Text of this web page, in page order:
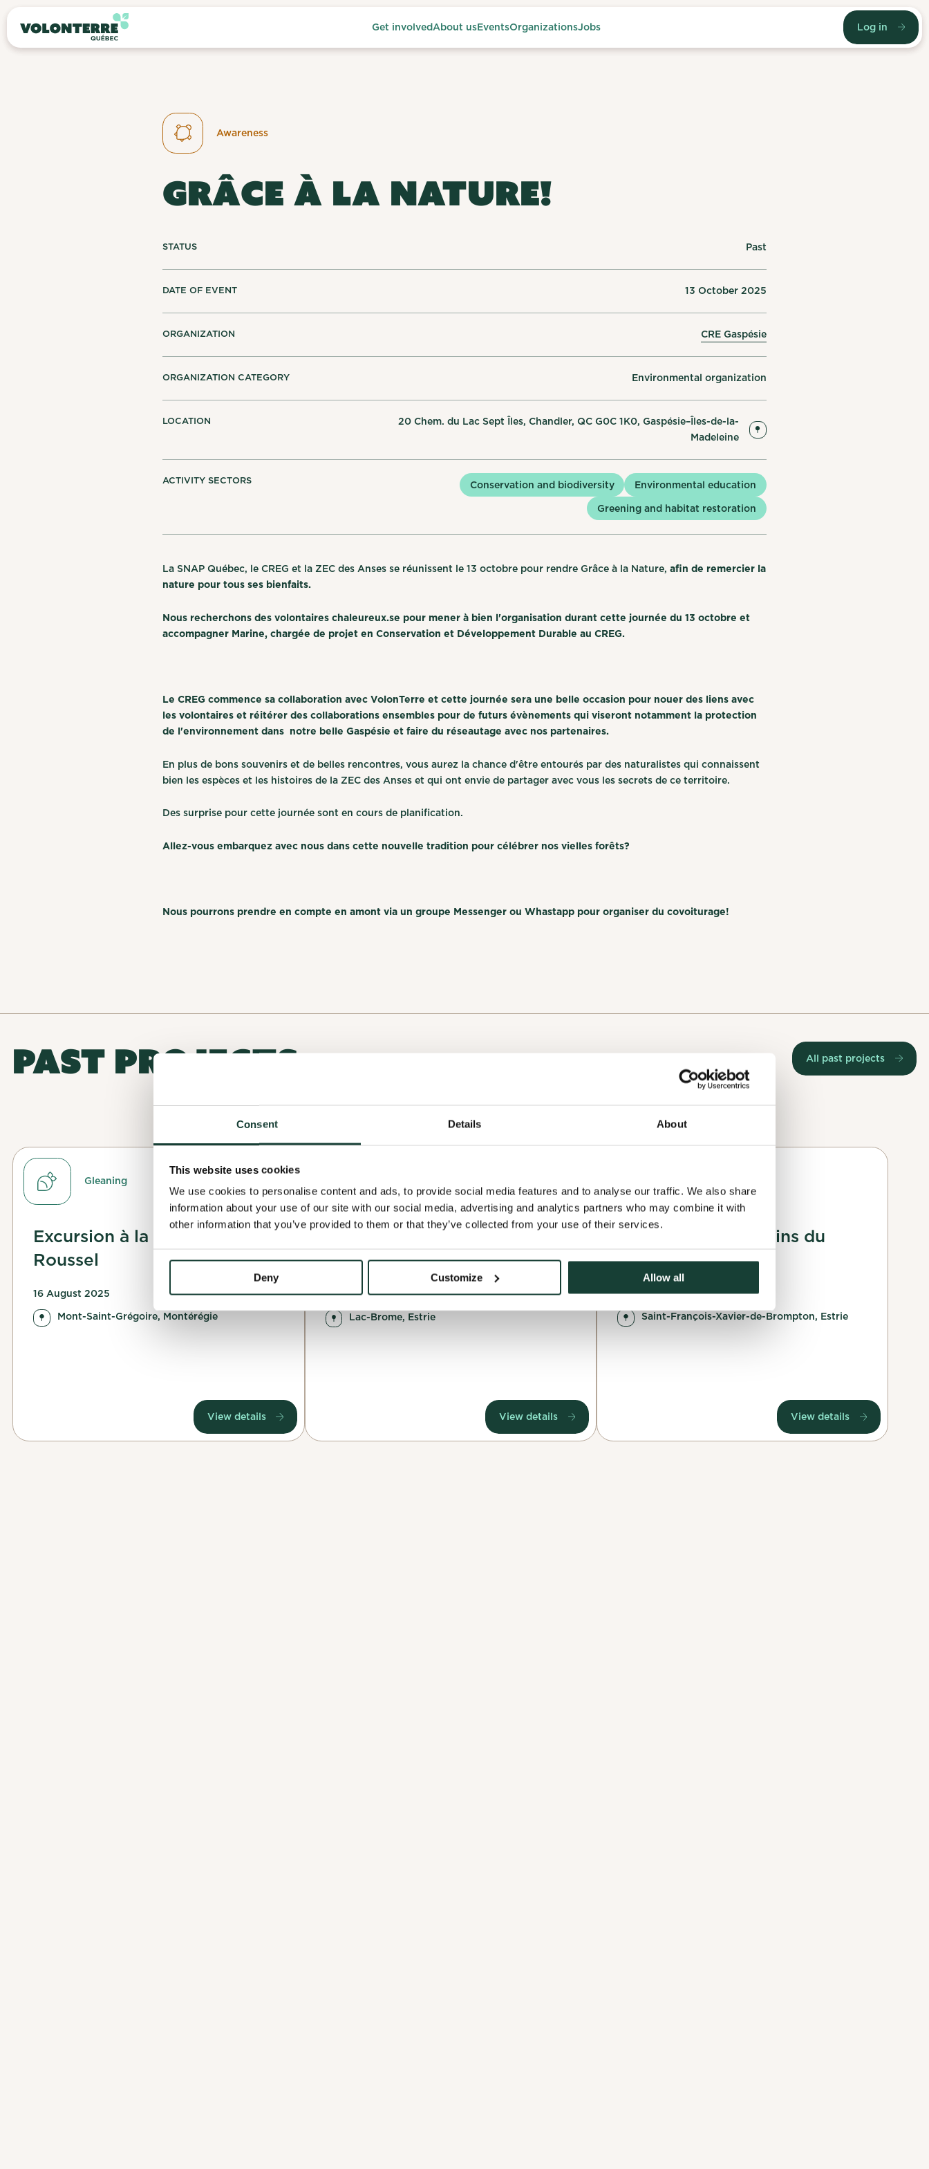
Consent Details About
This website uses cookies
We use cookies to personalise content and ads, to provide social media features and to analyse our traffic. We also share
information about your use of our site with our social media, advertising and analytics partners who may combine it with
other information that you’ve provided to them or that they’ve collected from your use of their services.
Deny Customize Allow all
Get involvedAbout usEventsOrganizationsJobs Log in
Awareness
GRÂCE À LA NATURE!
STATUS Past
DATE OF EVENT 13 October 2025
ORGANIZATION CRE Gaspésie
ORGANIZATION CATEGORY Environmental organization
LOCATION
20 Chem. du Lac Sept Îles, Chandler, QC G0C 1K0, Gaspésie–Îles-de-la-
Madeleine
ACTIVITY SECTORS Conservation and biodiversity Environmental education
Greening and habitat restoration
La SNAP Québec, le CREG et la ZEC des Anses se réunissent le 13 octobre pour rendre Grâce à la Nature,afin de remercier la
nature pour tous ses bienfaits.
Nous recherchons des volontaires chaleureux.se pour mener à bien l'organisation durant cette journée du 13 octobre et
accompagner Marine, chargée de projet en Conservation et Développement Durable au CREG.
Le CREG commence sa collaboration avec VolonTerre et cette journée sera une belle occasion pour nouer des liens avec
les volontaires et réitérer des collaborations ensembles pour de futurs évènements qui viseront notamment la protection
de l'environnement dans notre belle Gaspésie et faire du réseautage avec nos partenaires.
En plus de bons souvenirs et de belles rencontres, vous aurez la chance d'être entourés par des naturalistes qui connaissent
bien les espèces et les histoires de la ZEC des Anses et qui ont envie de partager avec vous les secrets de ce territoire.
Des surprise pour cette journée sont en cours de planification.
Allez-vous embarquez avec nous dans cette nouvelle tradition pour célébrer nos vielles forêts?
Nous pourrons prendre en compte en amont via un groupe Messenger ou Whastapp pour organiser du covoiturage!
PAST PROJECTS All past projects
Gleaning
Excursion à la ferme Cadet
Roussel
16 August 2025
Mont-Saint-Grégoire, Montérégie
View details
site inventory
Nettoyage du lac Brome
Conservation Lac Brome
Lac-Brome, Estrie
View details
Excursion aux Jardins du
Haricot Magique
05 July 2025
Saint-François-Xavier-de-Brompton, Estrie
View details
Complete your Profile
Before you can submit your application, please complete your profile. Completing your profile
This will help the organization to better understand your motivations.
Confirm my application Cancel
Your application has been sent. The organization will take note of it and, if interested, will
contact you directly using the information provided in your profile.
Watch your inbox for a reply!
OK